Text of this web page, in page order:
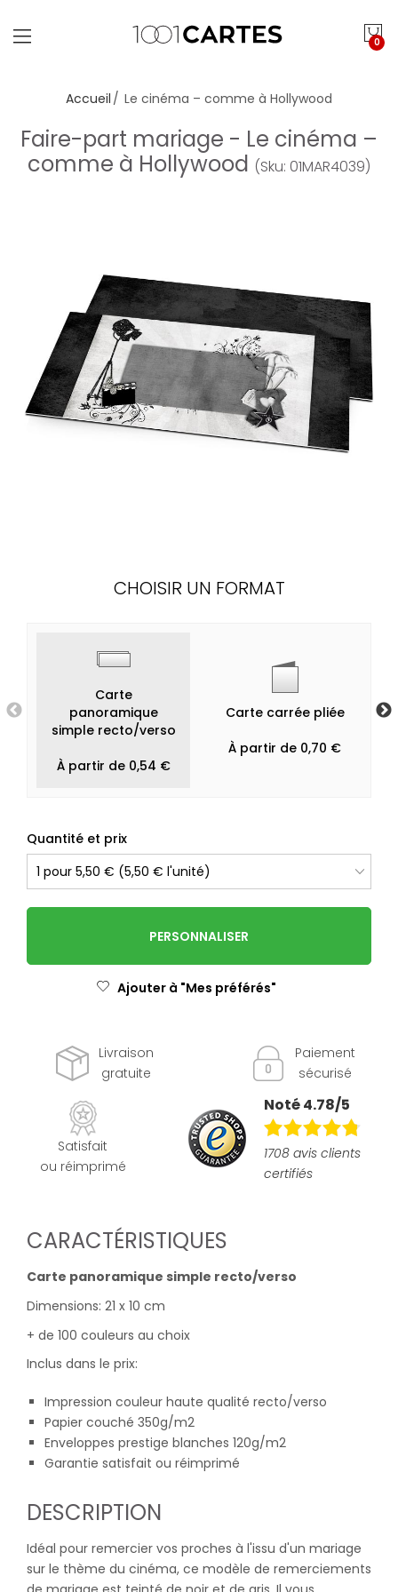
0
Accueil Le cinéma – comme à Hollywood
Faire-part mariage - Le cinéma –
comme à Hollywood (Sku: 01MAR4039)
CHOISIR UN FORMAT
Carte
panoramique
simple recto/verso
À partir de 0,54 €
Carte carrée pliée
À partir de 0,70 €
Quantité et prix
PERSONNALISER
Ajouter à "Mes préférés"
Livraison
gratuite
Paiement
sécurisé
Satisfait
ou réimprimé
Noté 4.78/5
1708 avis clients
certifiés
CARACTÉRISTIQUES
Carte panoramique simple recto/verso
Dimensions: 21 x 10 cm
+ de 100 couleurs au choix
Inclus dans le prix:
Impression couleur haute qualité recto/verso
Papier couché 350g/m2
Enveloppes prestige blanches 120g/m2
Garantie satisfait ou réimprimé
DESCRIPTION
Idéal pour remercier vos proches à l'issu d'un mariage
sur le thème du cinéma, ce modèle de remerciements